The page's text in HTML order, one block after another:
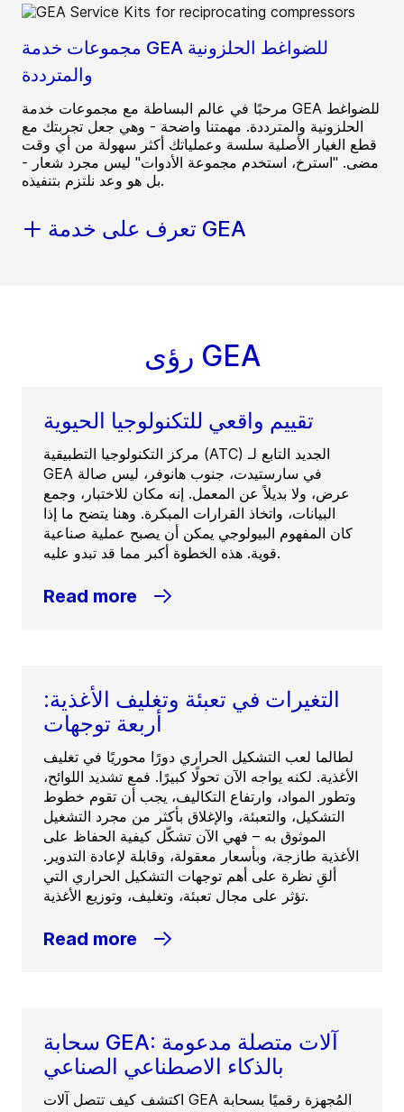
مجموعات خدمة GEA للضواغط الحلزونية
والمترددة
مرحبًا في عالم البساطة مع مجموعات خدمة GEA للضواغط
الحلزونية والمترددة. مهمتنا واضحة - وهي جعل تجربتك مع
قطع الغيار الأصلية سلسة وعملياتك أكثر سهولة من أي وقت
مضى. "استرخ، استخدم مجموعة الأدوات" ليس مجرد شعار -
بل هو وعد نلتزم بتنفيذه.
تعرف على خدمة GEA
رؤى GEA
تقييم واقعي للتكنولوجيا الحيوية
مركز التكنولوجيا التطبيقية (ATC) الجديد التابع لـ
GEA في سارستيدت، جنوب هانوفر، ليس صالة
عرض، ولا بديلاً عن المعمل. إنه مكان للاختبار، وجمع
البيانات، واتخاذ القرارات المبكرة. وهنا يتضح ما إذا
كان المفهوم البيولوجي يمكن أن يصبح عملية صناعية
قوية. هذه الخطوة أكبر مما قد تبدو عليه.
Read more
التغيرات في تعبئة وتغليف الأغذية:
أربعة توجهات
لطالما لعب التشكيل الحراري دورًا محوريًا في تغليف
الأغذية. لكنه يواجه الآن تحولًا كبيرًا. فمع تشديد اللوائح،
وتطور المواد، وارتفاع التكاليف، يجب أن تقوم خطوط
التشكيل، والتعبئة، والإغلاق بأكثر من مجرد التشغيل
الموثوق به – فهي الآن تشكّل كيفية الحفاظ على
الأغذية طازجة، وبأسعار معقولة، وقابلة لإعادة التدوير.
ألقِ نظرة على أهم توجهات التشكيل الحراري التي
تؤثر على مجال تعبئة، وتغليف، وتوزيع الأغذية.
Read more
سحابة GEA: آلات متصلة مدعومة
بالذكاء الاصطناعي الصناعي
اكتشف كيف تتصل آلات GEA المُجهزة رقميًا بسحابة